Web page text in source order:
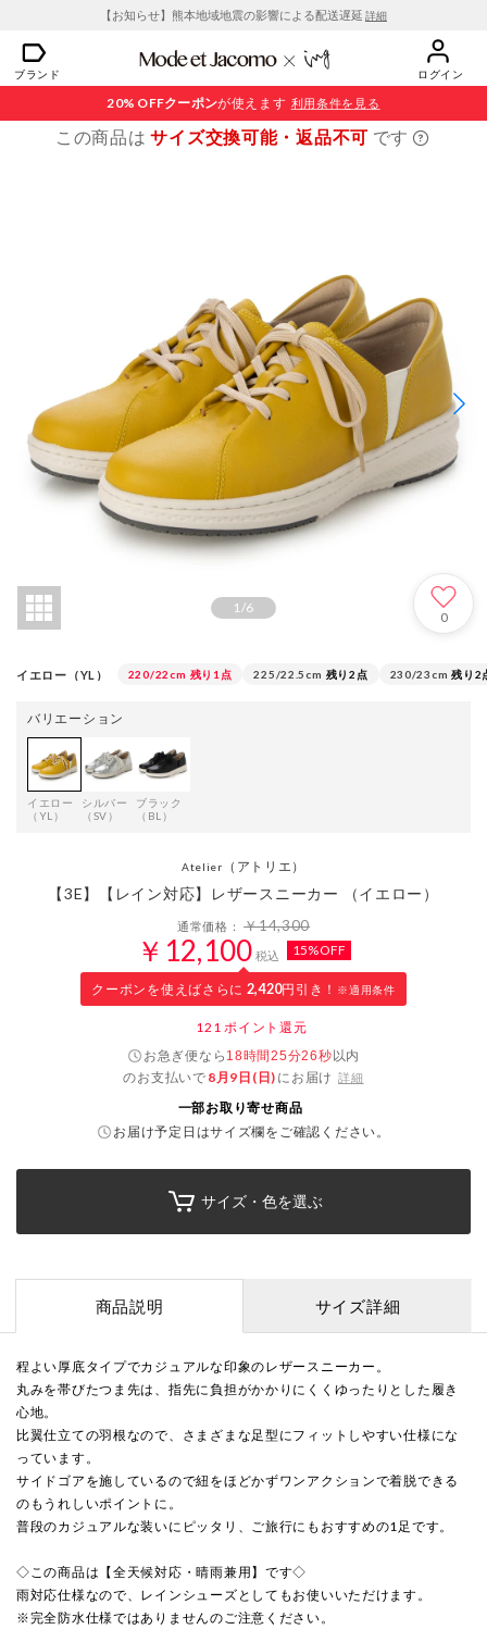
【お知らせ】熊本地域地震の影響による配送遅延 詳細
ブランド ログイン
20% OFFクーポンが使えます 利用条件を見る
この商品はサイズ交換可能・返品不可 です
1/6
0
イエロー（YL） 220/22cm 残り1点 225/22.5cm 残り2点 230/23cm 残り2
バリエーション
イエロー
（YL）
シルバー
（SV）
ブラック
（BL）
Atelier （アトリエ）
【3E】【レイン対応】レザースニーカー （イエロー）
通常価格：￥14,300
￥12,100 税込 15%OFF
クーポンを使えばさらに 2,420円引き！ ※適用条件
121 ポイント還元
お急ぎ便なら 18時間25分26秒以内
のお支払いで 8月9日(日) にお届け 詳細
一部お取り寄せ商品
お届け予定日はサイズ欄をご確認ください。
サイズ・色を選ぶ
商品説明 サイズ詳細
程よい厚底タイプでカジュアルな印象のレザースニーカー。
丸みを帯びたつま先は、指先に負担がかかりにくくゆったりとした履き
心地。
比翼仕立ての羽根なので、さまざまな足型にフィットしやすい仕様にな
っています。
サイドゴアを施しているので紐をほどかずワンアクションで着脱できる
のもうれしいポイントに。
普段のカジュアルな装いにピッタリ、ご旅行にもおすすめの1足です。
◇この商品は【全天候対応・晴雨兼用】です◇
雨対応仕様なので、レインシューズとしてもお使いいただけます。
※完全防水仕様ではありませんのご注意ください。